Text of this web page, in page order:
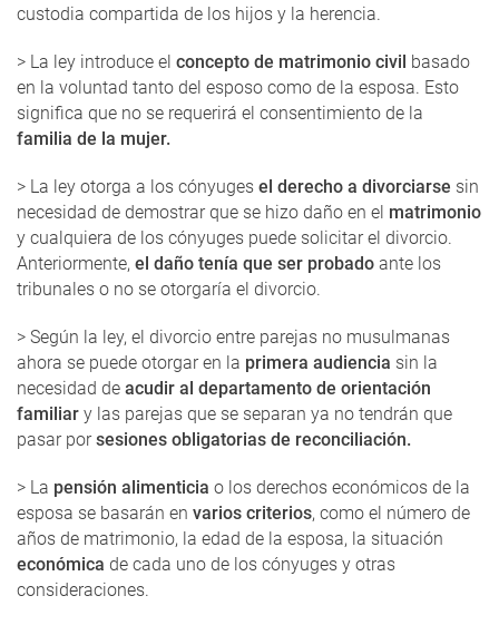
custodia compartida de los hijos y la herencia.
> La ley introduce el concepto de matrimonio civil basado
en la voluntad tanto del esposo como de la esposa. Esto
significa que no se requerirá el consentimiento de la
familia de la mujer.
> La ley otorga a los cónyuges el derecho a divorciarse sin
necesidad de demostrar que se hizo daño en el matrimonio
y cualquiera de los cónyuges puede solicitar el divorcio.
Anteriormente, el daño tenía que ser probado ante los
tribunales o no se otorgaría el divorcio.
> Según la ley, el divorcio entre parejas no musulmanas
ahora se puede otorgar en la primera audiencia sin la
necesidad de acudir al departamento de orientación
familiar y las parejas que se separan ya no tendrán que
pasar porsesiones obligatorias de reconciliación.
> La pensión alimenticia o los derechos económicos de la
esposa se basarán en varios criterios, como el número de
años de matrimonio, la edad de la esposa, la situación
económica de cada uno de los cónyuges y otras
consideraciones.